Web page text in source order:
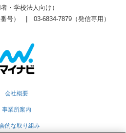
・学校法人向け）
号） | 03-6834-7879（発信専用）
会社概要
事業所案内
的な取り組み